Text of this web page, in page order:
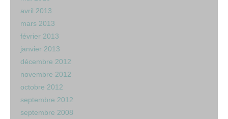
avril 2013
mars 2013
février 2013
janvier 2013
décembre 2012
novembre 2012
octobre 2012
septembre 2012
septembre 2008